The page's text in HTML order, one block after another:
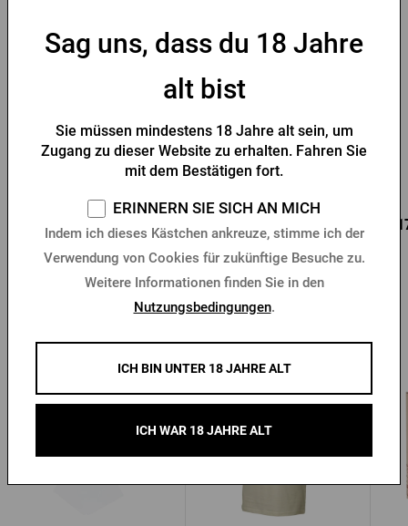
Flaschenöffner Pilsner
Urquell Siegel
Kaufen
Schlüsselanhänger mit
Pilsner Urquell -
Flaschenöffner
Vorrätig > 10 Stk.
0,85 € Kaufen
Andere Produkte von Kozel
Sag uns, dass du 18 Jahre
alt bist
Sie müssen mindestens 18 Jahre alt sein, um
Zugang zu dieser Website zu erhalten. Fahren Sie
mit dem Bestätigen fort.
ERINNERN SIE SICH AN MICH
Indem ich dieses Kästchen ankreuze, stimme ich der
Verwendung von Cookies für zukünftige Besuche zu.
Weitere Informationen finden Sie in den
Nutzungsbedingungen.
ICH BIN UNTER 18 JAHRE ALT
ICH WAR 18 JAHRE ALT